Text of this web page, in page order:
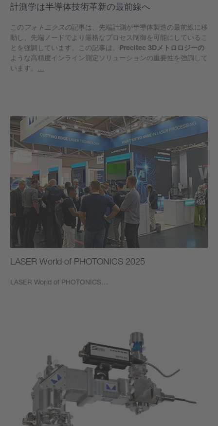
計測学は半導体技術革新の最前線へ
この フォトニクスの記事は、先端計測が半導体製造の最前線に移
動し、先端ノードでより厳格なプロセス制御を可能にしているこ
とを強調しています。この記事は、 Precitec 3Dメトロロジーの
ような高精度インライン測定ソリューションの重要性を強調して
います。
…
LASER World of PHOTONICS 2025
LASER World of PHOTONICS…